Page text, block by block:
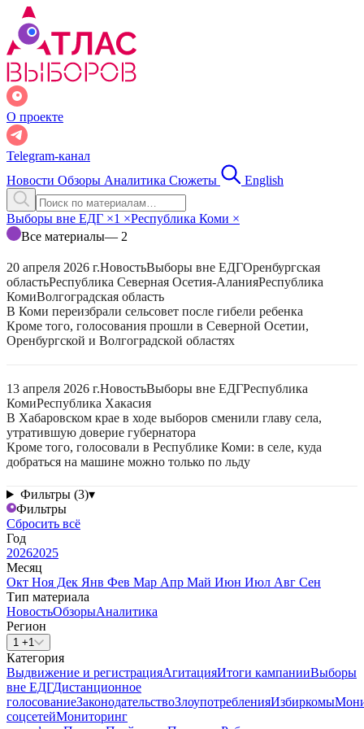
О проекте
Telegram-канал
Новости Обзоры Аналитика Сюжеты English
Выборы вне ЕДГ ×1 ×Республика Коми ×
Все материалы— 2
20 апреля 2026 г.НовостьВыборы вне ЕДГОренбургская
областьРеспублика Северная Осетия-АланияРеспублика
КомиВолгоградская область
В Коми переизбрали сельсовет после гибели ребенка
Кроме того, голосования прошли в Северной Осетии,
Оренбургской и Волгоградской областях
13 апреля 2026 г.НовостьВыборы вне ЕДГРеспублика
КомиРеспублика Хакасия
В Хабаровском крае в ходе выборов сменили главу села,
утратившую доверие губернатора
Кроме того, голосовали в Республике Коми: в селе, куда
добраться на машине можно только по льду
Фильтры (3)▾
Фильтры
Сбросить всё
Год
20262025
Месяц
Окт Ноя Дек Янв Фев Мар Апр Май Июн Июл Авг Сен
Тип материала
НовостьОбзорыАналитика
Регион
1 +1
Категория
Выдвижение и регистрацияАгитацияИтоги кампанииВыборы
вне ЕДГДистанционное
голосованиеЗаконодательствоЗлоупотребленияИзбиркомы
соцсетейМониторинг